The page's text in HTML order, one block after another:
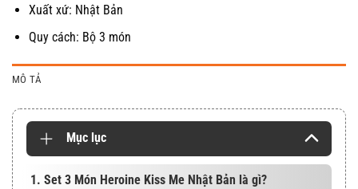
Xuất xứ: Nhật Bản
Quy cách: Bộ 3 món
MÔ TẢ
Mục lục
1. Set 3 Món Heroine Kiss Me Nhật Bản là gì?